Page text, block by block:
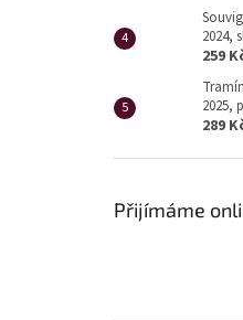
2024,
259
2025,
289
Přijímáme